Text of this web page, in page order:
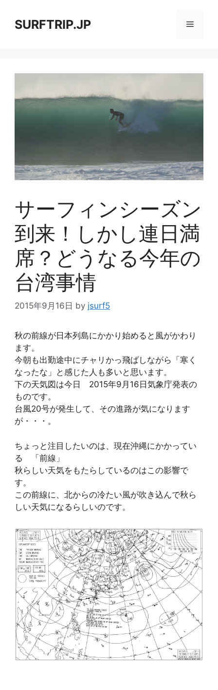
SURFTRIP.JP メ
ー
サーフィンシーズン
到来！しかし連日満
席？どうなる今年の
台湾事情
2015年9月16日 by jsurf5
秋の前線が日本列島にかかり始めると風がかわり
ます。
今朝も出勤途中にチャリかっ飛ばしながら「寒く
なったな」と感じた人も多いと思います。
下の天気図は今日 2015年9月16日気象庁発表の
ものです。
台風20号が発生して、その進路が気になります
が・・・。
ちょっと注目したいのは、現在沖縄にかかってい
る 「前線」
秋らしい天気をもたらしているのはこの影響で
す。
この前線に、北からの冷たい風が吹き込んで秋ら
しい天気になるらしいのです。